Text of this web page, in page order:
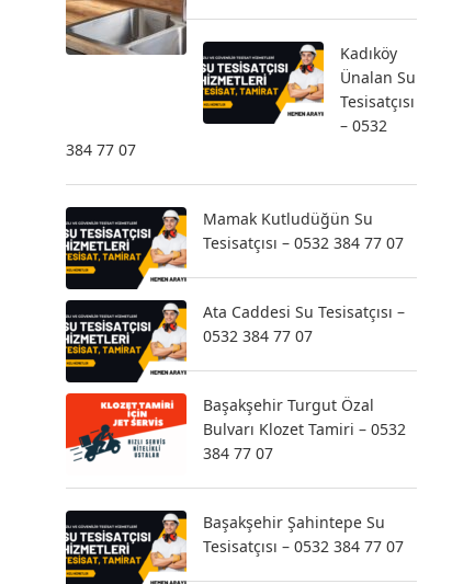
Kadıköy
Ünalan Su
Tesisatçısı
– 0532
384 77 07
Mamak Kutludüğün Su
Tesisatçısı – 0532 384 77 07
Ata Caddesi Su Tesisatçısı –
0532 384 77 07
Başakşehir Turgut Özal
Bulvarı Klozet Tamiri – 0532
384 77 07
Başakşehir Şahintepe Su
Tesisatçısı – 0532 384 77 07